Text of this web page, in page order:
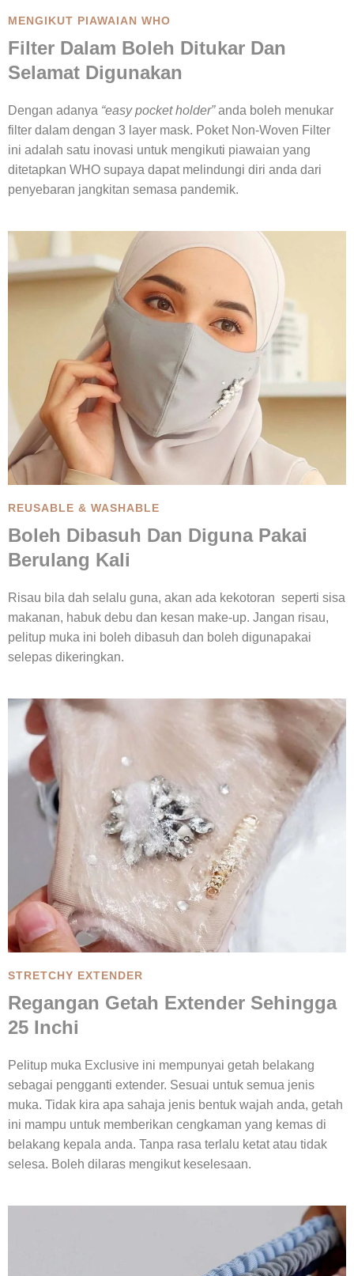
MENGIKUT PIAWAIAN WHO
Filter Dalam Boleh Ditukar Dan
Selamat Digunakan
Dengan adanya “easy pocket holder”anda boleh menukar
filter dalam dengan 3 layer mask. Poket Non-Woven Filter
ini adalah satu inovasi untuk mengikuti piawaian yang
ditetapkan WHO supaya dapat melindungi diri anda dari
penyebaran jangkitan semasa pandemik.
REUSABLE & WASHABLE
Boleh Dibasuh Dan Diguna Pakai
Berulang Kali
Risau bila dah selalu guna, akan ada kekotoran seperti sisa
makanan, habuk debu dan kesan make-up. Jangan risau,
pelitup muka ini boleh dibasuh dan boleh digunapakai
selepas dikeringkan.
STRETCHY EXTENDER
Regangan Getah Extender Sehingga
25 Inchi
Pelitup muka Exclusive ini mempunyai getah belakang
sebagai pengganti extender. Sesuai untuk semua jenis
muka. Tidak kira apa sahaja jenis bentuk wajah anda, getah
ini mampu untuk memberikan cengkaman yang kemas di
belakang kepala anda. Tanpa rasa terlalu ketat atau tidak
selesa. Boleh dilaras mengikut keselesaan.